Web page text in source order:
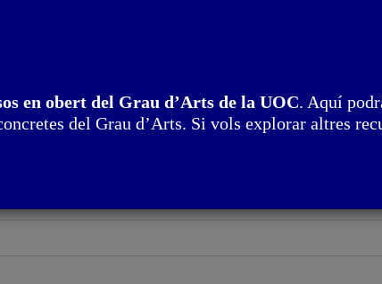
en obert del Grau d’Arts de la UOC. Aquí
del Grau d’Arts. Si vols explorar altres